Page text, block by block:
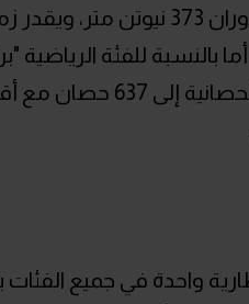
6.5 ثواني.. أما بالنسبة